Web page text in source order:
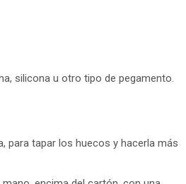
silicona u otro tipo de pegamento.
para tapar los huecos y hacerla más